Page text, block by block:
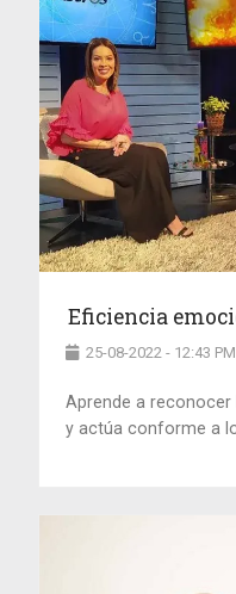
Eficiencia
25-08-2022 - 12:43 PM
Aprende a
y actúa conforme a